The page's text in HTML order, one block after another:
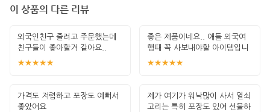
이 상품의 다른 리뷰
외국인친구 줄려고 주문했는데
친구들이 좋아할거 같아요..
★★★★★
좋은 제품이네요.. 애들 외국여
행때 꼭 사보내야할 아이템입니
다. 잘 썻습
★★★★★
가격도 저렴하고 포장도 예뻐서
좋았어요
제가 여기가 워낙많이 사서 열쇠
고리는 특히 포장도 있어 선물하